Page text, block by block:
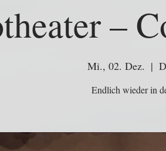
–
Mi., 02. Dez.
  |
Endlich wieder in